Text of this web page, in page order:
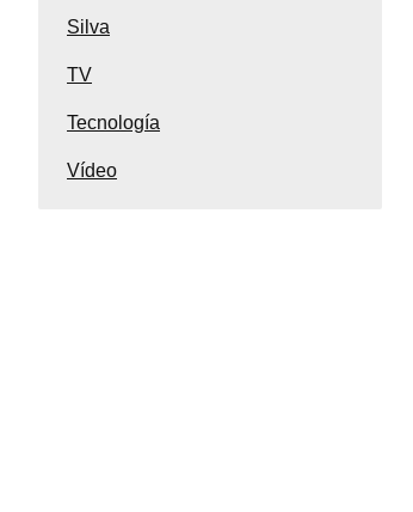
Silva
TV
Tecnología
Vídeo